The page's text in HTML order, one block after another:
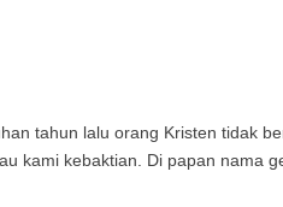
tahun lalu orang Kristen tidak
kami kebaktian. Di papan nama